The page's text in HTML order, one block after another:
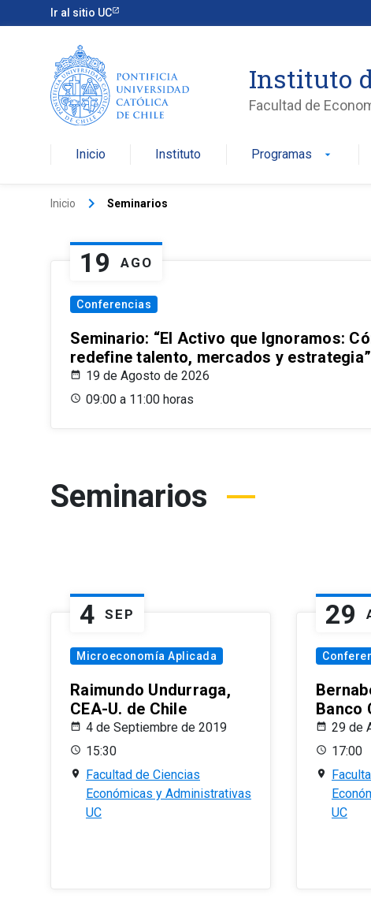
Ir al sitio UC
Instituto
Facultad de
Inicio Instituto Programas arrow_drop_down
Inicio keyboard_arrow_right Seminarios
19 AGO
Conferencias
Seminario: “El Activo que Ignoramos:
redefine talento, mercados y estrategia”
19 de Agosto de 2026
09:00 a 11:00 horas
Seminarios
4 SEP
Microeconomía Aplicada
Raimundo Undurraga,
CEA-U. de Chile
4 de Septiembre de 2019
15:30
Facultad de Ciencias
Económicas y Administrativas
UC
29
Banco
29 de
17:00
UC